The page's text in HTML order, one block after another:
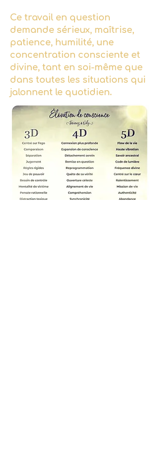
Ce travail en question
demande sérieux, maîtrise,
patience, humilité, une
concentration consciente et
divine, tant en soi-même que
dans toutes les situations qui
jalonnent le quotidien.